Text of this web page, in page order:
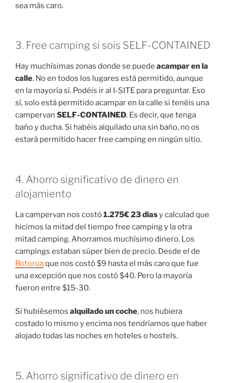
sea más caro.
3. Free camping si sois SELF-CONTAINED
Hay muchísimas zonas donde se puede acampar en la
calle. No en todos los lugares está permitido, aunque
en la mayoría sí. Podéis ir al I-SITE para preguntar. Eso
sí, solo está permitido acampar en la calle si tenéis una
campervan SELF-CONTAINED. Es decir, que tenga
baño y ducha. Si habéis alquilado una sin baño, no os
estará permitido hacer free camping en ningún sitio.
4. Ahorro significativo de dinero en
alojamiento
La campervan nos costó1.275€ 23 díasy calculad que
hicimos la mitad del tiempo free camping y la otra
mitad camping. Ahorramos muchísimo dinero. Los
campings estaban súper bien de precio. Desde el de
Rotoruaque nos costó $9 hasta el más caro que fue
una excepción que nos costó $40. Pero la mayoría
fueron entre $15-30.
Si hubiésemos alquilado un coche, nos hubiera
costado lo mismo y encima nos tendríamos que haber
alojado todas las noches en hoteles o hostels.
5. Ahorro significativo de dinero en